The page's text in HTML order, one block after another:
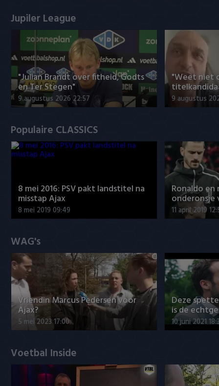
Jupiler League
"Julian Brandt over fitheid, Godts
en Ter Stegen"
9 augustus 2026 22:57
"Weet niet
9 augustus
Populaire CLASSICS
8 mei 2016: PSV pakt landstitel na
misstap Ajax
8 mei 2019 09:49
Ronaldo
onderonsje
11 april 2019
WAG's
Vriendin Marcus Pedersen voor
Ajax?
5 mei 2023 17:00
Deze
is de
10 juni 2021
Voetbal Inside